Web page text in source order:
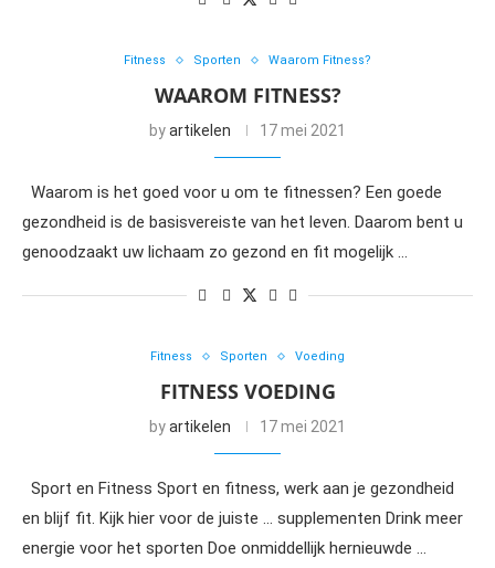
Fitness Sporten Waarom Fitness?
WAAROM FITNESS?
byartikelen 17 mei 2021
Waarom is het goed voor u om te fitnessen? Een goede
gezondheid is de basisvereiste van het leven. Daarom bent u
genoodzaakt uw lichaam zo gezond en fit mogelijk …
Fitness Sporten Voeding
FITNESS VOEDING
byartikelen 17 mei 2021
Sport en Fitness Sport en fitness, werk aan je gezondheid
en blijf fit. Kijk hier voor de juiste … supplementen Drink meer
energie voor het sporten Doe onmiddellijk hernieuwde …